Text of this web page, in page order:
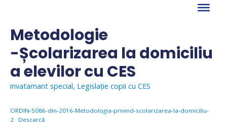
contentMetodologie
-Școlarizarea la domiciliu
a elevilor cu CES
invatamant special, Legislație copii cu CES
ORDIN-5086-din-2016-Metodologia-privind-scolarizarea-la-domiciliu-
2
Descarcă